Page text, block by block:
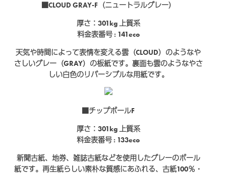
■CLOUD GRAY-F（ニュートラルグレー）
厚さ：301kg 上質系
料金表番号 : 141eco
天気や時間によって表情を変える雲（CLOUD）のようなや
さしいグレー（GRAY）の板紙です。裏面も雲のようなやさ
しい白色のリバーシブルな用紙です。
■チップボールF
厚さ：301kg 上質系
料金表番号 : 133eco
新聞古紙、地券、雑誌古紙などを使用したグレーのボール
紙です。再生紙らしい素朴な質感にあふれる、古紙100％・